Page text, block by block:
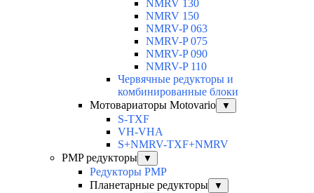
NMRV 130
NMRV 150
NMRV-P 063
NMRV-P 075
NMRV-P 090
NMRV-P 110
Червячные редукторы и
комбинированные блоки
Мотовариаторы Motovario
▼
S-TXF
VH-VHA
S+NMRV-TXF+NMRV
PMP редукторы
▼
Редукторы PMP
Планетарные редукторы
▼